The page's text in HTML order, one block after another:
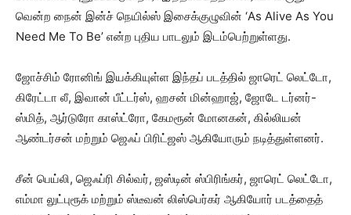
வென்ற நைன் இன்ச் நெயில்ஸ் இசைக்குழுவின் ‘As Alive As You
Need Me To Be’ என்ற புதிய பாடலும் இடம்பெற்றுள்ளது.
ஜோச்சிம் ரோனிங் இயக்கியுள்ள இந்தப் படத்தில் ஜாரெட் லெட்டோ,
கிரேட்டா லீ, இவான் பீட்டர்ஸ், ஹசன் மின்ஹாஜ், ஜோடே டர்னர்-
ஸ்மித், ஆர்டுரோ காஸ்ட்ரோ, கேமரூன் மோனகன், கில்லியன்
ஆண்டர்சன் மற்றும் ஜெஃப் பிரிட்ஜஸ் ஆகியோரும் நடித்துள்ளனர்.
சீன் பெய்லி, ஜெஃப்ரி சில்வர், ஜஸ்டின் ஸ்பிரிங்கர், ஜாரெட் லெட்டோ,
எம்மா லுட்புரூக் மற்றும் ஸ்டீவன் லிஸ்பெர்கர் ஆகியோர் படத்தைத்